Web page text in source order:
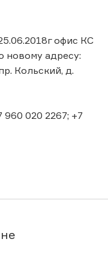
офис КС
новому адресу:
Кольский, д.
960 020 2267; +7